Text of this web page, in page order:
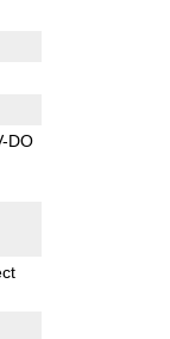
DO